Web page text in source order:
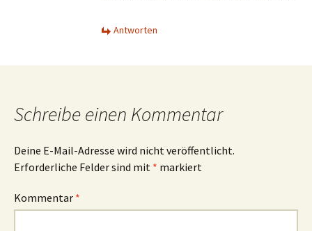
Antworten
Schreibe einen Kommentar
Deine E-Mail-Adresse wird nicht veröffentlicht.
Erforderliche Felder sind mit * markiert
Kommentar *